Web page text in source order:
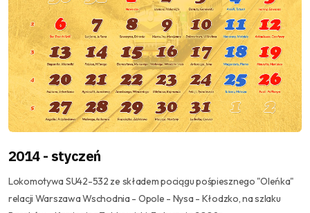
2014 - styczeń
Lokomotywa SU42-532 ze składem pociągu pośpiesznego "Oleńka"
relacji Warszawa Wschodnia - Opole - Nysa - Kłodzko, na szlaku